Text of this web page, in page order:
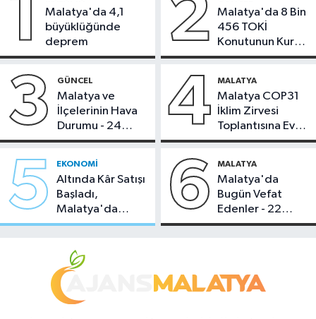
1
Malatya'da 4,1
büyüklüğünde
deprem
2
Malatya'da 8 Bin
456 TOKİ
Konutunun Kurası
Bugün Çekiliyor
3 GÜNCEL
Malatya ve
İlçelerinin Hava
Durumu - 24
Temmuz 2026
4 MALATYA
Malatya COP31
İklim Zirvesi
Toplantısına Ev
Sahipliği Yaptı
5 EKONOMI
Altında Kâr Satışı
Başladı,
Malatya'da
Makas Ne
6 MALATYA
Malatya'da
Bugün Vefat
Edenler - 22
Temmuz 2026